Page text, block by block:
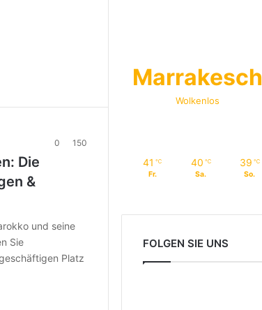
0 150
Die
&
und seine
Sie
Platz
Marrakesch
Wolkenlos
41 ℃
Fr.
40 ℃
Sa.
39 ℃
So.
FOLGEN SIE UNS